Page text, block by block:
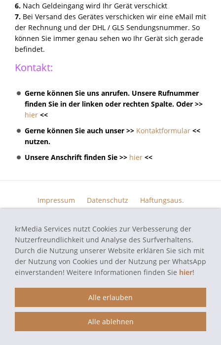
6. Nach Geldeingang wird Ihr Gerät verschickt
7. Bei Versand des Gerätes verschicken wir eine eMail mit
der Rechnung und der DHL / GLS Sendungsnummer. So
können Sie immer genau sehen wo Ihr Gerät sich gerade
befindet.
Kontakt:
Gerne können Sie uns anrufen. Unsere Rufnummer
finden Sie in der linken oder rechten Spalte. Oder >>
hier <<
Gerne können Sie auch unser >> Kontaktformular <<
nutzen.
Unsere Anschrift finden Sie >> hier <<
Impressum Datenschutz
Haftungsaus.
Funktionsgarantie
autoradio-navi-doktor.de - Navi Reparatur Service - Alle verwendeten
Marken der jeweiligen Eigentümer und dienen hier nur der
Beschreibung.
krMedia Services nutzt Cookies zur Verbesserung der
Nutzerfreundlichkeit und Analyse des Surfverhaltens.
Durch die Nutzung unserer Website erklären Sie sich mit
der Nutzung von Cookies und der Nutzung per WhatsApp
einverstanden! Weitere Informationen finden Sie hier!
Alle erlauben
Alle ablehnen